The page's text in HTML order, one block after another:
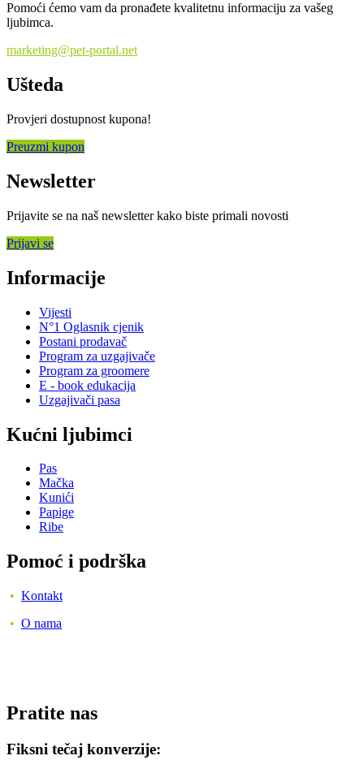
Pomoći ćemo vam da pronađete kvalitetnu informaciju za vašeg
ljubimca.
marketing@pet-portal.net
Ušteda
Provjeri dostupnost kupona!
Preuzmi kupon
Newsletter
Prijavite se na naš newsletter kako biste primali novosti
Prijavi se
Informacije
Vijesti
N°1 Oglasnik cjenik
Postani prodavač
Program za uzgajivače
Program za groomere
E - book edukacija
Uzgajivači pasa
Kućni ljubimci
Pas
Mačka
Kunići
Papige
Ribe
Pomoć i podrška
• Kontakt
• O nama
Pratite nas
Fiksni tečaj konverzije: